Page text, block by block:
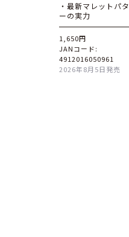
・最新マレットパタ
ーの実力
1,650円
JANコード:
4912016050961
2026年8月5日発売